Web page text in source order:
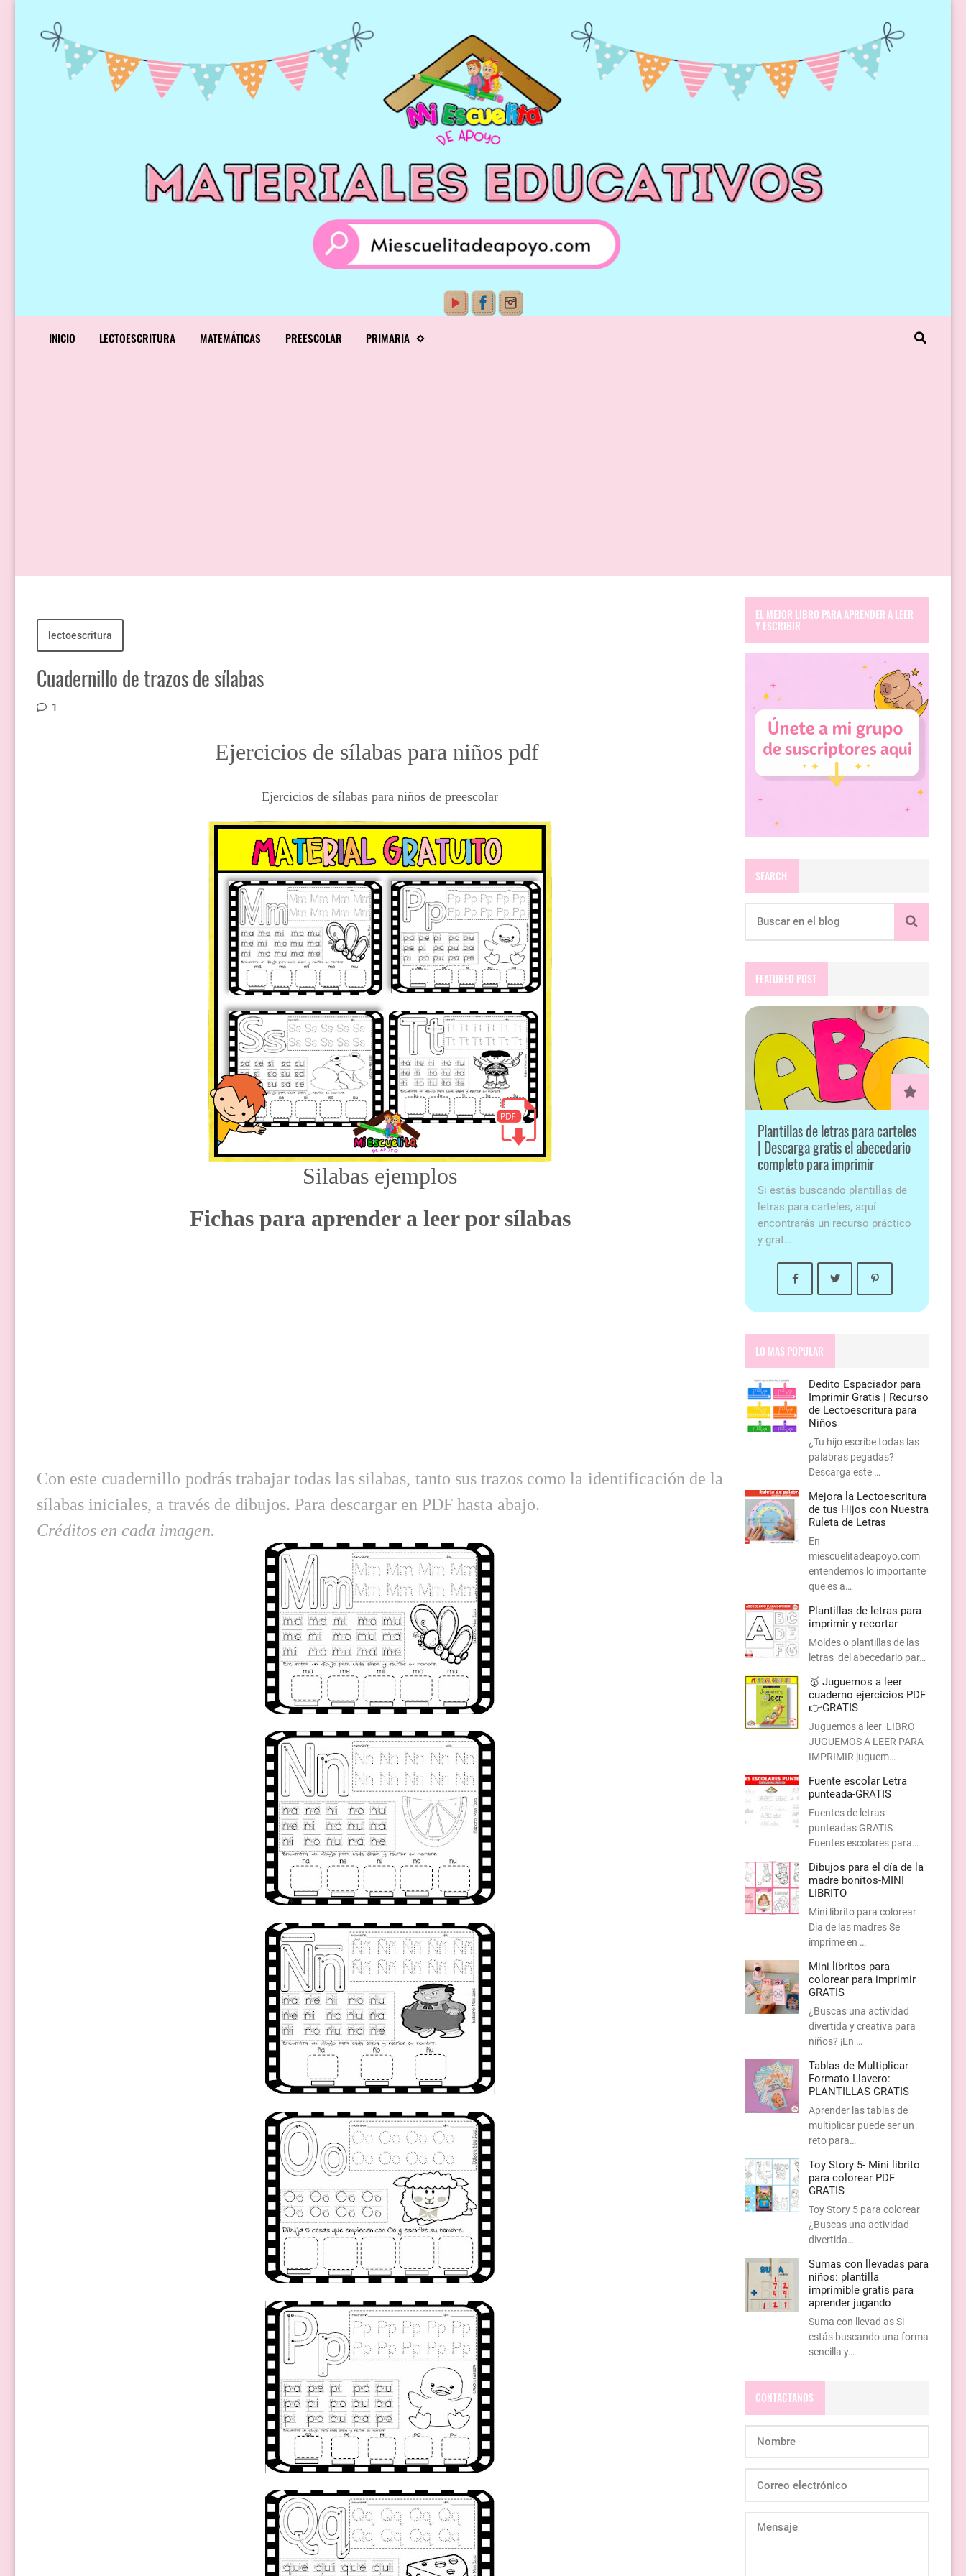
INICIO LECTOESCRITURA MATEMÁTICAS PREESCOLAR PRIMARIA
lectoescritura
Cuadernillo de trazos de sílabas
1
Ejercicios de sílabas para niños pdf
Ejercicios de sílabas para niños de preescolar
Silabas ejemplos
Fichas para aprender a leer por sílabas
Con este cuadernillo podrás trabajar todas las silabas, tanto sus trazos como la identificación de la
sílabas iniciales, a través de dibujos. Para descargar en PDF hasta abajo.
Créditos en cada imagen.
EL MEJOR LIBRO PARA APRENDER A LEER
Y ESCRIBIR
SEARCH
FEATURED POST
Plantillas de letras para carteles
| Descarga gratis el abecedario
completo para imprimir
Si estás buscando plantillas de
letras para carteles, aquí
encontrarás un recurso práctico
y grat…
LO MAS POPULAR
Dedito Espaciador para
Imprimir Gratis | Recurso
de Lectoescritura para
Niños
¿Tu hijo escribe todas las
palabras pegadas?
Descarga este …
Mejora la Lectoescritura
de tus Hijos con Nuestra
Ruleta de Letras
En
miescuelitadeapoyo.com
entendemos lo importante
que es a…
Plantillas de letras para
imprimir y recortar
Moldes o plantillas de las
letras del abecedario par…
🥇 Juguemos a leer
cuaderno ejercicios PDF
👉GRATIS
Juguemos a leer LIBRO
JUGUEMOS A LEER PARA
IMPRIMIR juguem…
Fuente escolar Letra
punteada-GRATIS
Fuentes de letras
punteadas GRATIS
Fuentes escolares para…
Dibujos para el día de la
madre bonitos-MINI
LIBRITO
Mini librito para colorear
Dia de las madres Se
imprime en …
Mini libritos para
colorear para imprimir
GRATIS
¿Buscas una actividad
divertida y creativa para
niños? ¡En …
Tablas de Multiplicar
Formato Llavero:
PLANTILLAS GRATIS
Aprender las tablas de
multiplicar puede ser un
reto para…
Toy Story 5- Mini librito
para colorear PDF
GRATIS
Toy Story 5 para colorear
¿Buscas una actividad
divertida…
Sumas con llevadas para
niños: plantilla
imprimible gratis para
aprender jugando
Suma con llevad as Si
estás buscando una forma
sencilla y…
CONTACTANOS